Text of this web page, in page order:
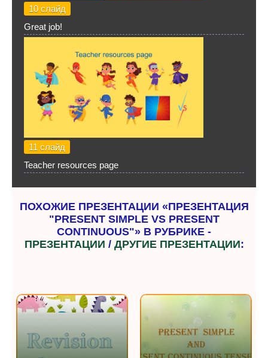
10 слайд
Great job!
11 слайд
Teacher resources page
ПОХОЖИЕ ПРЕЗЕНТАЦИИ «ПРЕЗЕНТАЦИЯ
"PRESENT SIMPLE VS PRESENT
CONTINUOUS"» В РУБРИКЕ -
ПРЕЗЕНТАЦИИ / ДРУГИЕ ПРЕЗЕНТАЦИИ: